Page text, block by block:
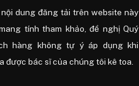
nội dung đăng tải trên website này
tính tham khảo, đề nghị Quý
hàng không tự ý áp dụng khi
được bác sĩ của chúng tôi kê toa.